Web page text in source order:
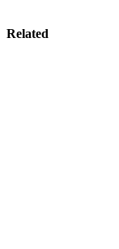
Related